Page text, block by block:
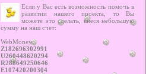
Если у Вас есть возможность помочь в
развитии нашего проекта, то Вы
можете это сделать, внеся небольшую
сумму на наш счет:
WebMoney:
Z182696302991
U260448620294
R288649250646
E107420200304